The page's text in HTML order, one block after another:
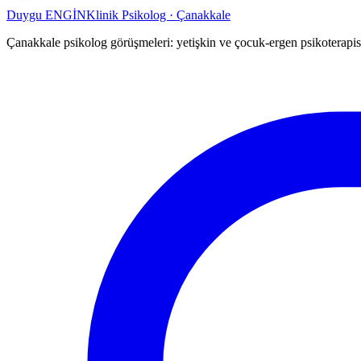
Duygu ENGİNKlinik Psikolog · Çanakkale
Çanakkale psikolog görüşmeleri: yetişkin ve çocuk-ergen